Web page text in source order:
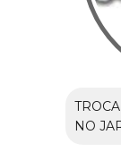
NO